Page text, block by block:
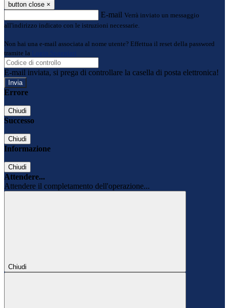
button close ×
E-mail Verrà inviato un messaggio
all'indirizzo indicato con le istruzioni necessarie.
Non hai una e-mail associata al nome utente? Effettua il reset della password
tramite la
Login Spaggiari
E-mail inviata, si prega di controllare la casella di posta elettronica!
Errore
Chiudi
Successo
Chiudi
Informazione
Chiudi
Attendere...
Attendere il completamento dell'operazione...
Chiudi